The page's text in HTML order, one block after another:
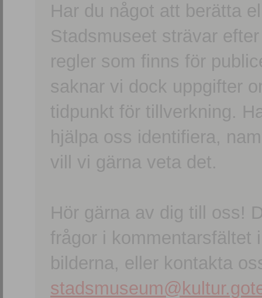
Har du något att berätta
Stadsmuseet strävar
regler som finns för
saknar vi dock uppgifter
tidpunkt för tillverkning.
hjälpa oss identifiera,
vill vi gärna veta det.
Hör gärna av dig till oss!
frågor i kommentarsfältet
bilderna, eller kontakta